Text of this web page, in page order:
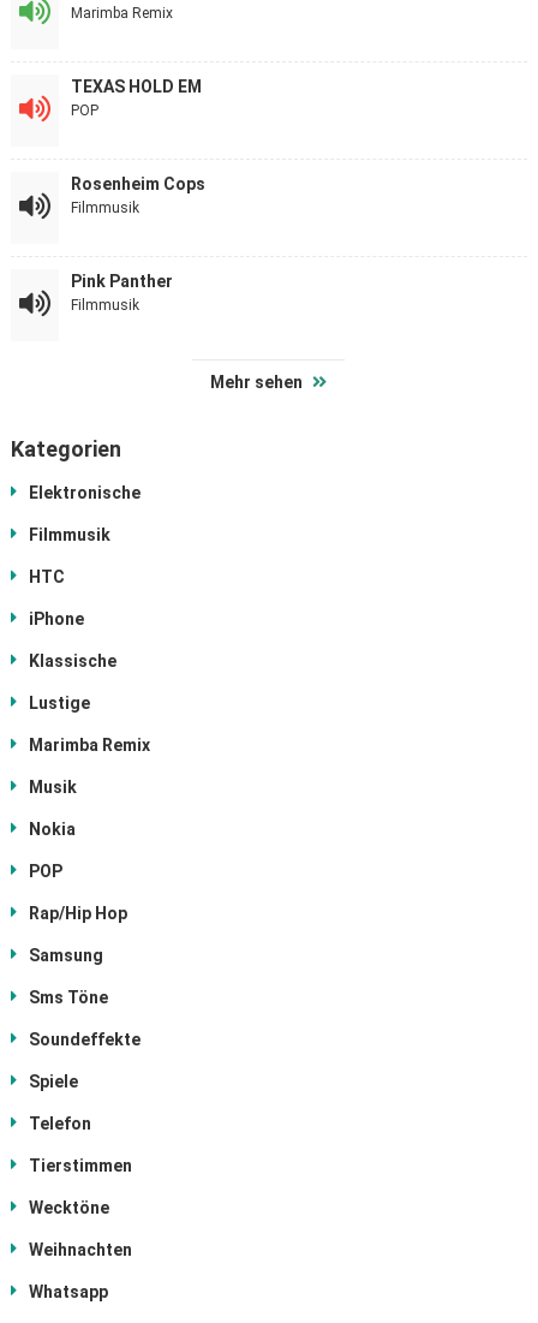
Marimba Remix
TEXAS HOLD EM
POP
Rosenheim Cops
Filmmusik
Pink Panther
Filmmusik
Mehr sehen
Kategorien
Elektronische
Filmmusik
HTC
iPhone
Klassische
Lustige
Marimba Remix
Musik
Nokia
POP
Rap/Hip Hop
Samsung
Sms Töne
Soundeffekte
Spiele
Telefon
Tierstimmen
Wecktöne
Weihnachten
Whatsapp